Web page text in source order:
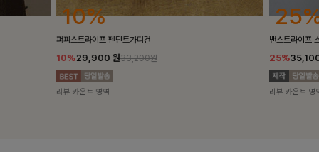
25%
밴스트라이프 스트링원피스
25%35,100 원46,800원
리뷰 카운트 영역
10%
[5천장돌파/
10%
리뷰 카운트 영